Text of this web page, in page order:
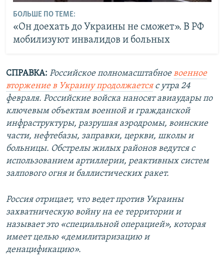
БОЛЬШЕ ПО ТЕМЕ:
«Он доехать до Украины не сможет». В РФ
мобилизуют инвалидов и больных
СПРАВКА: Российское полномасштабноевоенное
вторжение в Украину продолжаетсяс утра 24
февраля. Российские войска наносят авиаудары по
ключевым объектам военной и гражданской
инфраструктуры, разрушая аэродромы, воинские
части, нефтебазы, заправки, церкви, школы и
больницы. Обстрелы жилых районов ведутся с
использованием артиллерии, реактивных систем
залпового огня и баллистических ракет.
Россия отрицает, что ведет против Украины
захватническую войну на ее территории и
называет это «специальной операцией», которая
имеет целью «демилитаризацию и
денацификацию».